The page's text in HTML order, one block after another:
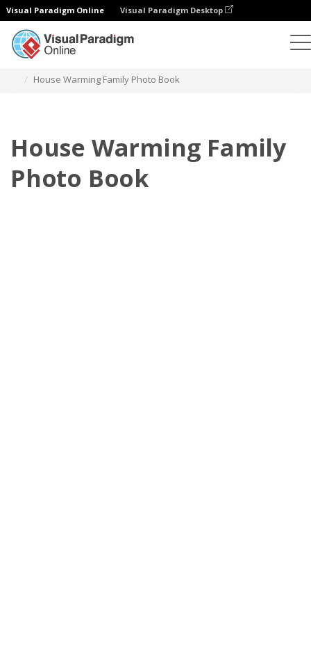
Visual Paradigm Online Visual Paradigm Desktop
House Warming Family Photo Book
House Warming Family
Photo Book